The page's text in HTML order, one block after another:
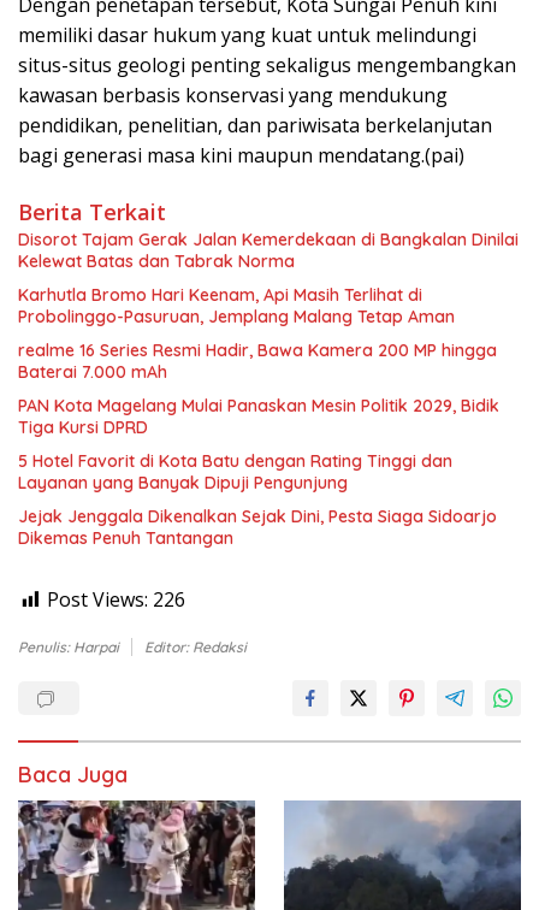
memiliki dasar hukum yang kuat untuk melindungi
situs-situs geologi penting sekaligus mengembangkan
kawasan berbasis konservasi yang mendukung
pendidikan, penelitian, dan pariwisata berkelanjutan
bagi generasi masa kini maupun mendatang.(pai)
Berita Terkait
Disorot Tajam Gerak Jalan Kemerdekaan di Bangkalan Dinilai
Kelewat Batas dan Tabrak Norma
Karhutla Bromo Hari Keenam, Api Masih Terlihat di
Probolinggo-Pasuruan, Jemplang Malang Tetap Aman
realme 16 Series Resmi Hadir, Bawa Kamera 200 MP hingga
Baterai 7.000 mAh
PAN Kota Magelang Mulai Panaskan Mesin Politik 2029, Bidik
Tiga Kursi DPRD
5 Hotel Favorit di Kota Batu dengan Rating Tinggi dan
Layanan yang Banyak Dipuji Pengunjung
Jejak Jenggala Dikenalkan Sejak Dini, Pesta Siaga Sidoarjo
Dikemas Penuh Tantangan
Post Views: 226
Penulis: Harpai Editor: Redaksi
Baca Juga